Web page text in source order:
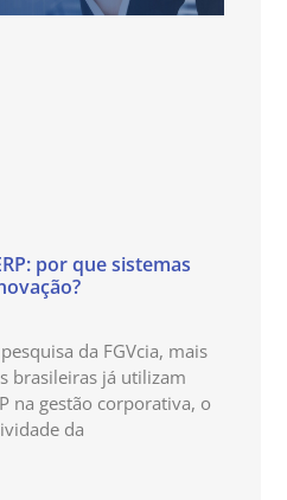
por que sistemas
da FGVcia, mais
brasileiras já utilizam
na gestão corporativa, o
da